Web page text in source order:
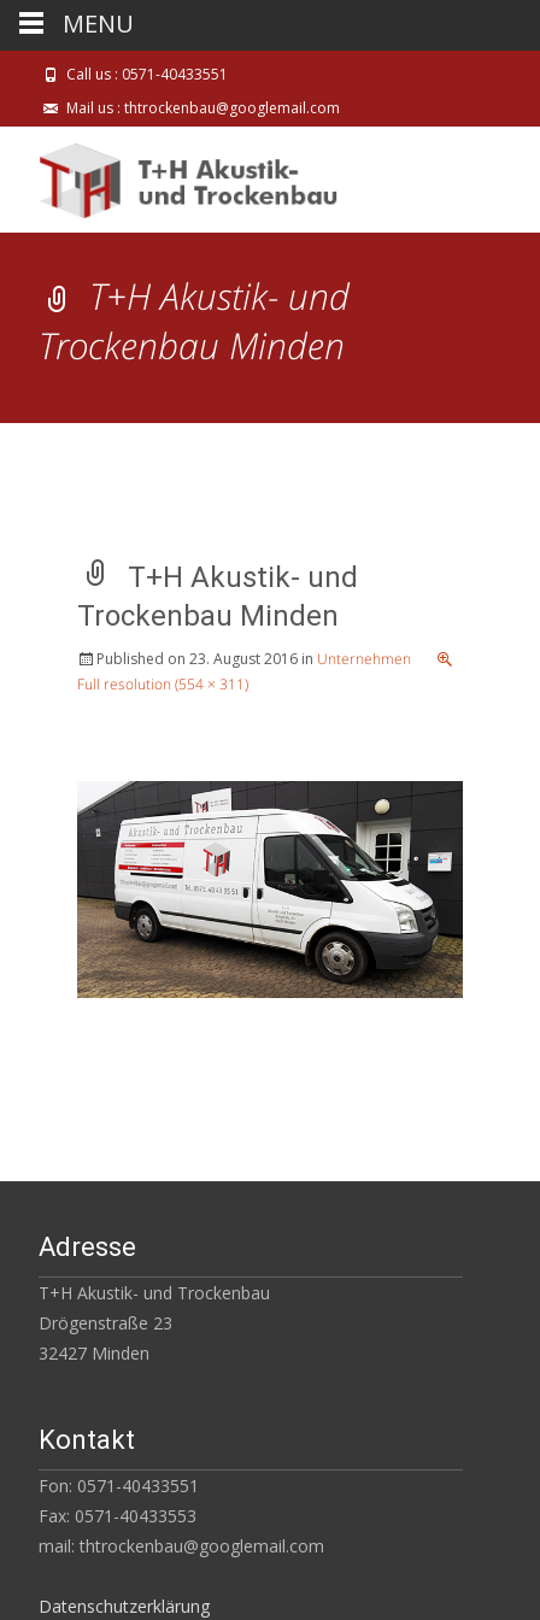
Call us : 0571-40433551
Mail us : thtrockenbau@googlemail.com
T+H Akustik- und
Trockenbau Minden
T+H Akustik- und
Trockenbau Minden
Published on 23. August 2016 in Unternehmen
Full resolution (554 × 311)
Adresse
T+H Akustik- und Trockenbau
Drögenstraße 23
32427 Minden
Kontakt
Fon: 0571-40433551
Fax: 0571-40433553
mail: thtrockenbau@googlemail.com
Datenschutzerklärung
MENU